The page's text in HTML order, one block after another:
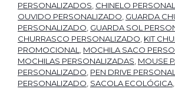
PERSONALIZADOS, CHINELO
OUVIDO PERSONALIZADO, GUARDA
PERSONALIZADO, GUARDA SOL
CHURRASCO PERSONALIZADO, KIT
PROMOCIONAL, MOCHILA SACO
MOCHILAS PERSONALIZADAS, MOUSE
PERSONALIZADO, PEN DRIVE
PERSONALIZADO, SACOLA ECOLÓGICA,